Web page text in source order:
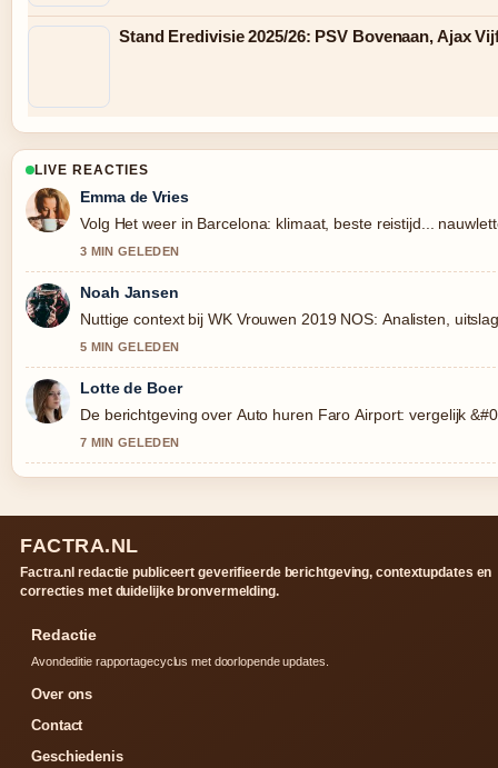
Stand Eredivisie 2025/26: PSV Bovenaan, Ajax
LIVE REACTIES
Emma de Vries
Volg Het weer in Barcelona: klimaat, beste reistijd...
3 MIN GELEDEN
Noah Jansen
Nuttige context bij WK Vrouwen 2019 NOS: Analisten,
5 MIN GELEDEN
Lotte de Boer
De berichtgeving over Auto huren Faro Airport: vergelijk
7 MIN GELEDEN
FACTRA.NL
Factra.nl redactie publiceert geverifieerde berichtgeving, contextupdates en
correcties met duidelijke bronvermelding.
Redactie
Avondeditie rapportagecyclus met doorlopende updates.
Over ons
Contact
Geschiedenis